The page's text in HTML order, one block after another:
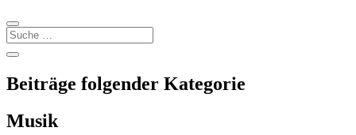
Beiträge folgender Kategorie
Musik